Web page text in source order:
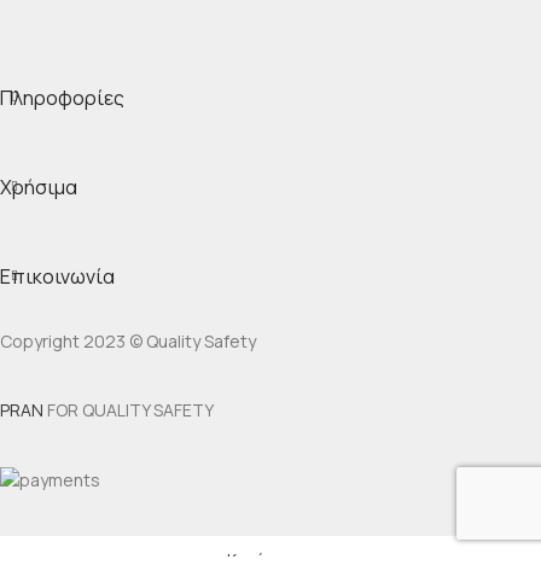
Πληροφορίες
Χρήσιμα
Επικοινωνία
Copyright 2023 © Quality Safety
PRAN FOR QUALITY SAFETY
Κατάστημα